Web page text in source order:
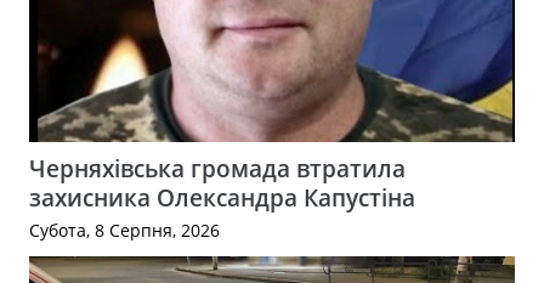
Черняхівська громада втратила
захисника Олександра Капустіна
Субота, 8 Серпня, 2026